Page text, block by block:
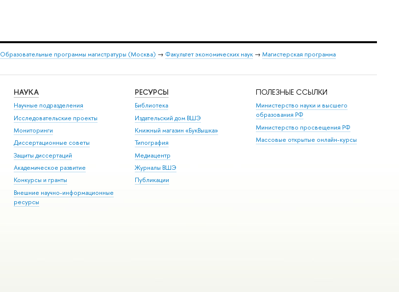
Образовательные программы магистратуры (Москва) → Факультет экономических наук→ Магистерская программа
НАУКА
Научные подразделения
Исследовательские проекты
Мониторинги
Диссертационные советы
Защиты диссертаций
Академическое развитие
Конкурсы и гранты
Внешние научно-информационные
ресурсы
РЕСУРСЫ
Библиотека
Издательский дом ВШЭ
Книжный магазин «БукВышка»
Типография
Медиацентр
Журналы ВШЭ
Публикации
ПОЛЕЗНЫЕ ССЫЛКИ
Министерство науки и высшего
образования РФ
Министерство просвещения РФ
Массовые открытые онлайн-курсы